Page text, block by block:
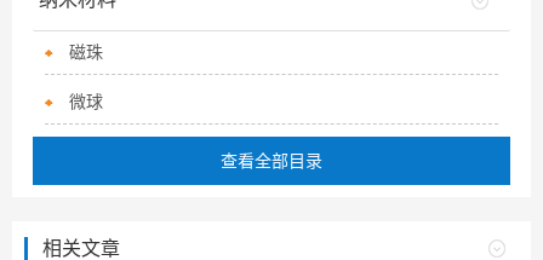
磁珠
微球
查看全部目录
相关文章